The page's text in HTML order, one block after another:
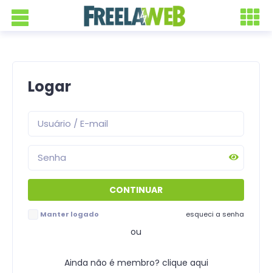
Logar
Manter logado esqueci a senha
ou
Ainda não é membro? clique aqui